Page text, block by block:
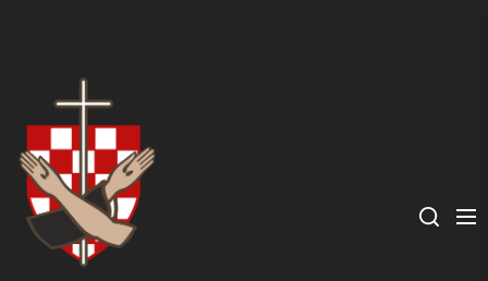
Search